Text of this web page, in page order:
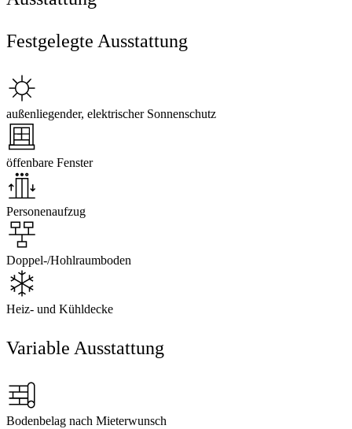
Festgelegte Ausstattung
außenliegender, elektrischer Sonnenschutz
öffenbare Fenster
Personenaufzug
Doppel-/Hohlraumboden
Heiz- und Kühldecke
Variable Ausstattung
Bodenbelag nach Mieterwunsch